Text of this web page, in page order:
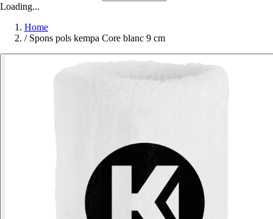
Loading...
Home
/ Spons pols kempa Core blanc 9 cm